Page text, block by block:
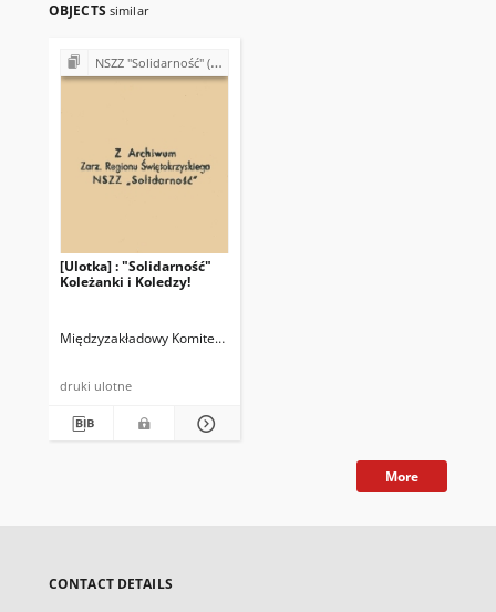
OBJECTS similar
NSZZ "Solidarność" (1980-1981)
[Ulotka] : "Solidarność"
Koleżanki i Koledzy!
Międzyzakładowy Komitet Założycielski NSZZ "Solidarność"
druki ulotne
More
CONTACT DETAILS